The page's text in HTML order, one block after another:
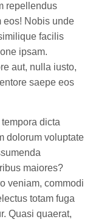
repellendus
eos! Nobis unde
facilis
ipsam.
aut, nulla iusto,
saepe eos
dicta
dolorum voluptate
maiores?
veniam, commodi
totam fuga
Quasi quaerat,